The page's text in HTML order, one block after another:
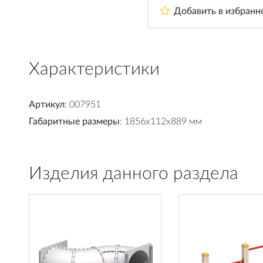
Добавить в
Характеристики
Артикул: 007951
Габаритные размеры: 1856x112x889 мм
Изделия данного раздела